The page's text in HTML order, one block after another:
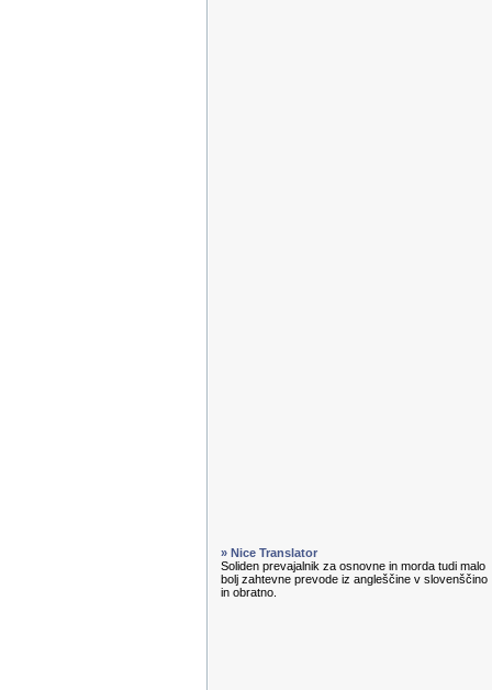
» Nice Translator
Soliden prevajalnik za osnovne in morda tudi malo
bolj zahtevne prevode iz angleščine v slovenščino
in obratno.